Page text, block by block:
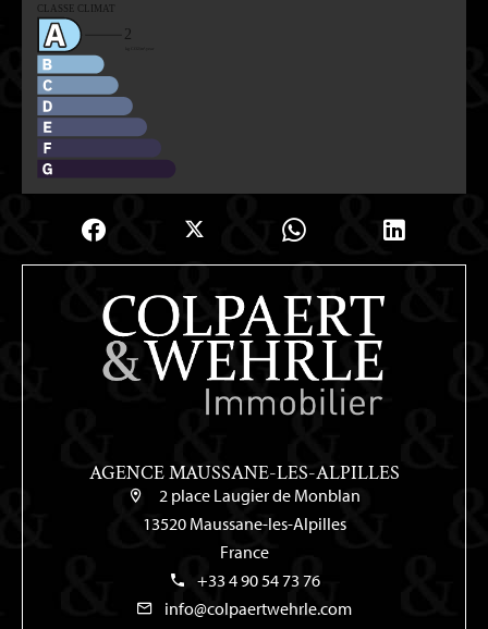
AGENCE MAUSSANE-LES-ALPILLES
2 place Laugier de Monblan
13520 Maussane-les-Alpilles
France
+33 4 90 54 73 76
info@colpaertwehrle.com